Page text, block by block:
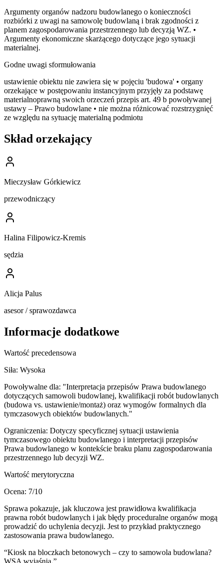
Argumenty organów nadzoru budowlanego o konieczności
rozbiórki z uwagi na samowolę budowlaną i brak zgodności z
planem zagospodarowania przestrzennego lub decyzją WZ. •
Argumenty ekonomiczne skarżącego dotyczące jego sytuacji
materialnej.
Godne uwagi sformułowania
ustawienie obiektu nie zawiera się w pojęciu 'budowa' • organy
orzekające w postępowaniu instancyjnym przyjęły za podstawę
materialnoprawną swoich orzeczeń przepis art. 49 b powoływanej
ustawy – Prawo budowlane • nie można różnicować rozstrzygnięć
ze względu na sytuację materialną podmiotu
Skład orzekający
Mieczysław Górkiewicz
przewodniczący
Halina Filipowicz-Kremis
sędzia
Alicja Palus
asesor / sprawozdawca
Informacje dodatkowe
Wartość precedensowa
Siła: Wysoka
Powoływalne dla: "Interpretacja przepisów Prawa budowlanego
dotyczących samowoli budowlanej, kwalifikacji robót budowlanych
(budowa vs. ustawienie/montaż) oraz wymogów formalnych dla
tymczasowych obiektów budowlanych."
Ograniczenia: Dotyczy specyficznej sytuacji ustawienia
tymczasowego obiektu budowlanego i interpretacji przepisów
Prawa budowlanego w kontekście braku planu zagospodarowania
przestrzennego lub decyzji WZ.
Wartość merytoryczna
Ocena: 7/10
Sprawa pokazuje, jak kluczowa jest prawidłowa kwalifikacja
prawna robót budowlanych i jak błędy proceduralne organów mogą
prowadzić do uchylenia decyzji. Jest to przykład praktycznego
zastosowania prawa budowlanego.
“Kiosk na bloczkach betonowych – czy to samowola budowlana?
WSA wyjaśnia.”